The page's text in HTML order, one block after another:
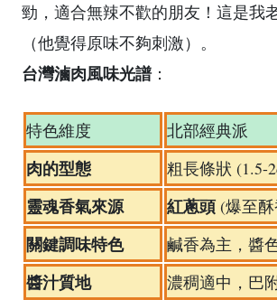
勁，適合無辣不歡的朋友！這是我
（他覺得原味不夠刺激）。
台灣滷肉風味光譜：
特色維度 北部經典派
肉的型態 粗長條狀 (1.5-
靈魂香氣來源
紅蔥頭(爆至酥
關鍵調味特色 鹹香為主，醬
醬汁質地
濃稠適中，巴